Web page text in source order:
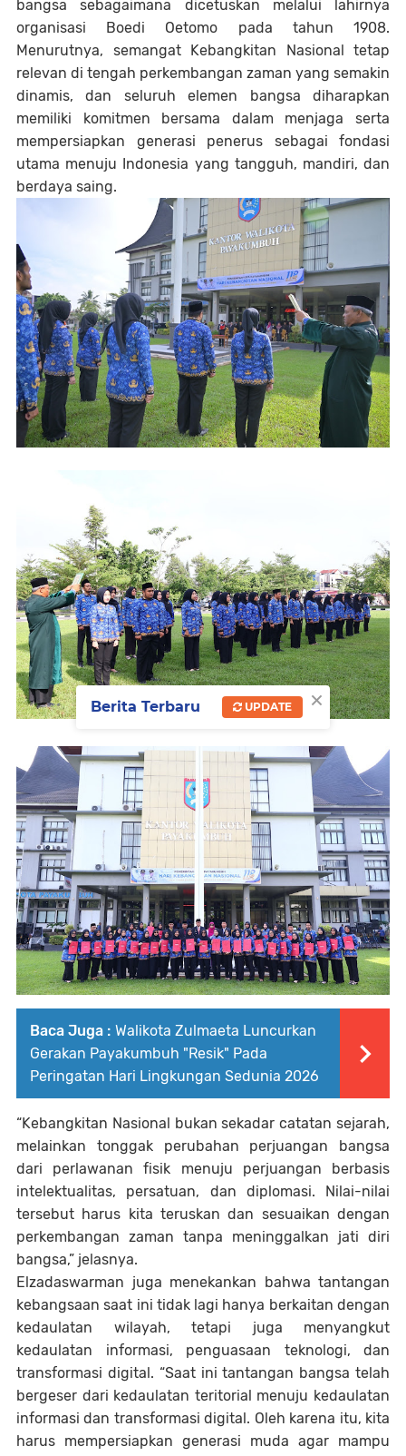
bangsa sebagaimana dicetuskan melalui lahirnya
organisasi Boedi Oetomo pada tahun 1908.
Menurutnya, semangat Kebangkitan Nasional tetap
relevan di tengah perkembangan zaman yang semakin
dinamis, dan seluruh elemen bangsa diharapkan
memiliki komitmen bersama dalam menjaga serta
mempersiapkan generasi penerus sebagai fondasi
utama menuju Indonesia yang tangguh, mandiri, dan
berdaya saing.
Baca Juga : Walikota Zulmaeta Luncurkan
Gerakan Payakumbuh "Resik" Pada
Peringatan Hari Lingkungan Sedunia 2026
“Kebangkitan Nasional bukan sekadar catatan sejarah,
melainkan tonggak perubahan perjuangan bangsa
dari perlawanan fisik menuju perjuangan berbasis
intelektualitas, persatuan, dan diplomasi. Nilai-nilai
tersebut harus kita teruskan dan sesuaikan dengan
perkembangan zaman tanpa meninggalkan jati diri
bangsa,” jelasnya.
Elzadaswarman juga menekankan bahwa tantangan
kebangsaan saat ini tidak lagi hanya berkaitan dengan
kedaulatan wilayah, tetapi juga menyangkut
kedaulatan informasi, penguasaan teknologi, dan
transformasi digital. “Saat ini tantangan bangsa telah
bergeser dari kedaulatan teritorial menuju kedaulatan
informasi dan transformasi digital. Oleh karena itu, kita
harus mempersiapkan generasi muda agar mampu
×
Berita Terbaru UPDATE